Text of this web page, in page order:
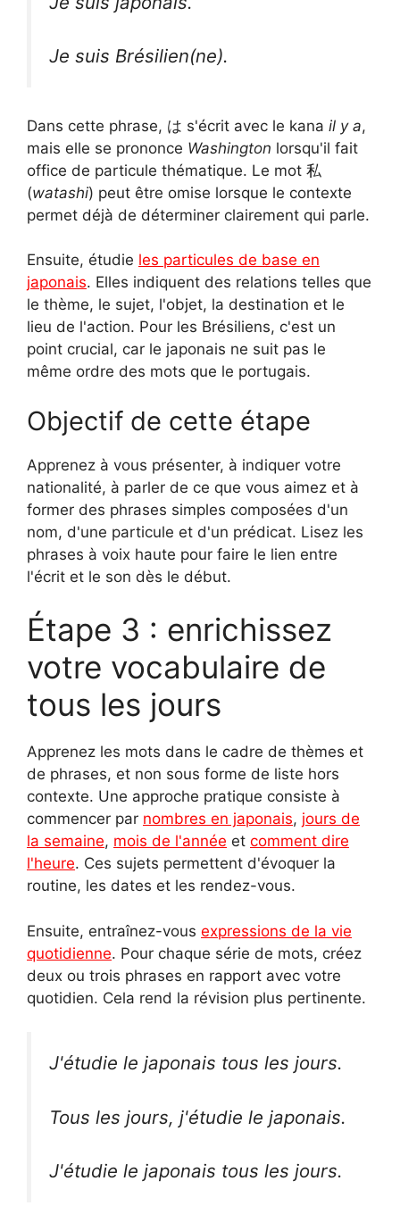
Je suis Brésilien(ne).
Dans cette phrase, は s'écrit avec le kana il y a,
mais elle se prononce Washington lorsqu'il fait
office de particule thématique. Le mot 私
(watashi) peut être omise lorsque le contexte
permet déjà de déterminer clairement qui parle.
Ensuite, étudie les particules de base en
japonais. Elles indiquent des relations telles que
le thème, le sujet, l'objet, la destination et le
lieu de l'action. Pour les Brésiliens, c'est un
point crucial, car le japonais ne suit pas le
même ordre des mots que le portugais.
Objectif de cette étape
Apprenez à vous présenter, à indiquer votre
nationalité, à parler de ce que vous aimez et à
former des phrases simples composées d'un
nom, d'une particule et d'un prédicat. Lisez les
phrases à voix haute pour faire le lien entre
l'écrit et le son dès le début.
Étape 3 : enrichissez
votre vocabulaire de
tous les jours
Apprenez les mots dans le cadre de thèmes et
de phrases, et non sous forme de liste hors
contexte. Une approche pratique consiste à
commencer par nombres en japonais, jours de
la semaine, mois de l'année et comment dire
l'heure. Ces sujets permettent d'évoquer la
routine, les dates et les rendez-vous.
Ensuite, entraînez-vous expressions de la vie
quotidienne. Pour chaque série de mots, créez
deux ou trois phrases en rapport avec votre
quotidien. Cela rend la révision plus pertinente.
J'étudie le japonais tous les jours.
Tous les jours, j'étudie le japonais.
J'étudie le japonais tous les jours.